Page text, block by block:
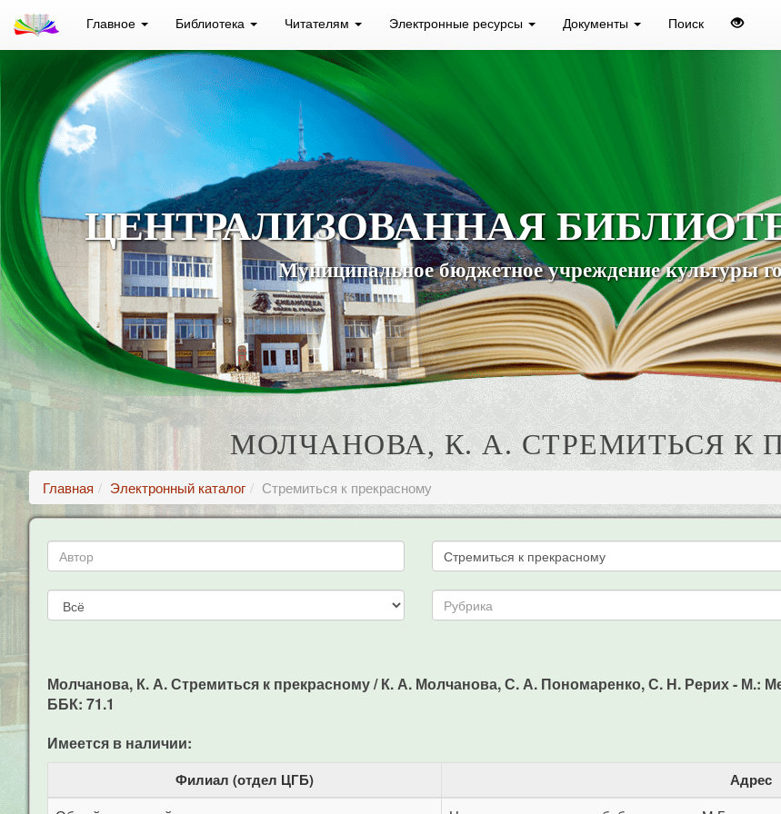
Главное Библиотека Читателям Электронные ресурсы Документы Поиск
ЦЕНТРАЛИЗОВАННАЯ
Муниципальное бюджетное учреждение культуры
МОЛЧАНОВА, К. А. СТРЕМИТЬСЯ К
Главная Электронный каталог Стремиться к прекрасному
Молчанова, К. А. Стремиться к прекрасному / К. А. Молчанова, С. А. Пономаренко, С. Н. Рерих - М.:
ББК: 71.1
Имеется в наличии:
Филиал (отдел ЦГБ) Адрес